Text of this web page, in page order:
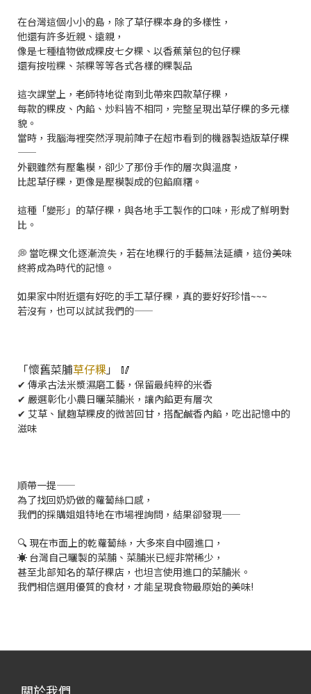
在台灣這個小小的島，除了草仔粿本身的多樣性，
他還有許多近親、遠親，
像是七種植物做成粿皮七夕粿、以香蕉葉包的包仔粿
還有按啦粿、茶粿等等各式各樣的粿製品
這次課堂上，老師特地從南到北帶來四款草仔粿，
每款的粿皮、內餡、炒料皆不相同，完整呈現出草仔粿的多元樣
貌。
當時，我腦海裡突然浮現前陣子在超市看到的機器製造版草仔粿
——
外觀雖然有壓龜模，卻少了那份手作的層次與溫度，
比起草仔粿，更像是壓模製成的包餡麻糬。
這種「變形」的草仔粿，與各地手工製作的口味，形成了鮮明對
比。
💭 當吃粿文化逐漸流失，若在地粿行的手藝無法延續，這份美味
終將成為時代的記憶。
如果家中附近還有好吃的手工草仔粿，真的要好好珍惜~~~
若沒有，也可以試試我們的——
「懷舊菜脯草仔粿」 🥢
✔ 傳承古法米漿濕磨工藝，保留最純粹的米香
✔ 嚴選彰化小農日曬菜脯米，讓內餡更有層次
✔ 艾草、鼠麴草粿皮的微苦回甘，搭配鹹香內餡，吃出記憶中的
滋味
順帶一提——
為了找回奶奶做的蘿蔔絲口感，
我們的採購姐姐特地在市場裡詢問，結果卻發現——
🔍 現在市面上的乾蘿蔔絲，大多來自中國進口，
☀️ 台灣自己曬製的菜脯、菜脯米已經非常稀少，
甚至北部知名的草仔粿店，也坦言使用進口的菜脯米。
我們相信選用優質的食材，才能呈現食物最原始的美味!